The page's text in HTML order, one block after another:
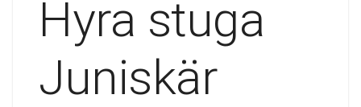
Hyra stuga
Juniskär